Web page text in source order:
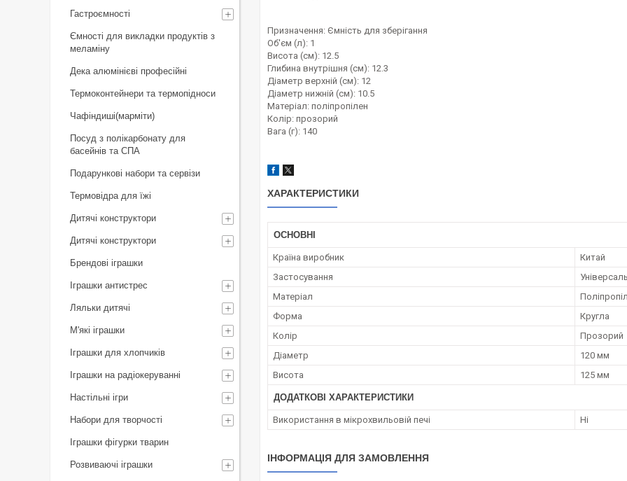
Призначення: Ємність для зберігання
Об'єм (л): 1
Висота (см): 12.5
Глибина внутрішня (см): 12.3
Діаметр верхній (см): 12
Діаметр нижній (см): 10.5
Матеріал: поліпропілен
Колір: прозорий
Вага (г): 140
ХАРАКТЕРИСТИКИ
ОСНОВНІ
Країна виробник
Китай
Застосування
Матеріал
Форма
Кругла
Колір
Прозорий
Діаметр
120 мм
Висота
125 мм
ДОДАТКОВІ ХАРАКТЕРИСТИКИ
Використання в мікрохвильовій печі Ні
ІНФОРМАЦІЯ ДЛЯ ЗАМОВЛЕННЯ
Гастроємності
Ємності для викладки продуктів з
меламіну
Дека алюмінієві професійні
Термоконтейнери та термопідноси
Чафіндиші(марміти)
Посуд з полікарбонату для
басейнів та СПА
Подарункові набори та сервізи
Термовідра для їжі
Дитячі конструктори
Дитячі конструктори
Брендові іграшки
Іграшки антистрес
Ляльки дитячі
М'які іграшки
Іграшки для хлопчиків
Іграшки на радіокеруванні
Настільні ігри
Набори для творчості
Іграшки фігурки тварин
Розвиваючі іграшки